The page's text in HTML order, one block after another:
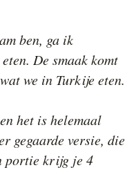
ben, ga ik
De smaak komt
we in Turkije eten.
het is helemaal
gegaarde versie, die
portie krijg je 4